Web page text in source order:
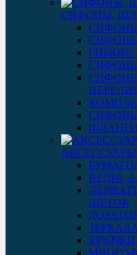
СИФОНЫ,
ГИБКИЕ
СИФОНЫ
ВЕДРА,
ЩЕТОК